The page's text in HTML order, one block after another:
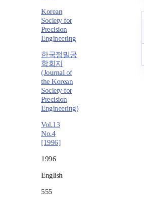
Korean
Society for
Precision
Engineering
한국정밀공
학회지
(Journal of
the Korean
Society for
Precision
Engineering)
Vol.13
No.4
[1996]
1996
English
555